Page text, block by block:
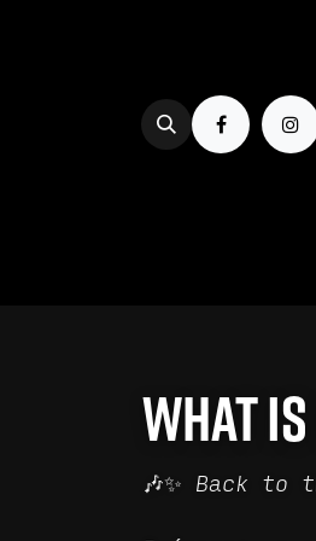
What
🎶✨ Back to